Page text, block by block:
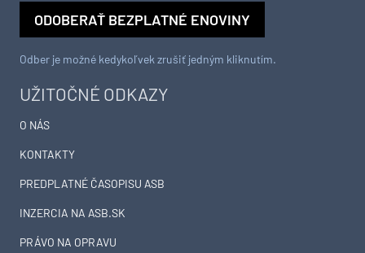
UŽITOČNÉ ODKAZY
O NÁS
KONTAKTY
PREDPLATNÉ ČASOPISU ASB
INZERCIA NA ASB.SK
PRÁVO NA OPRAVU
ODOBERAŤ BEZPLATNÉ ENOVINY
Odber je možné kedykoľvek zrušiť jedným kliknutím.